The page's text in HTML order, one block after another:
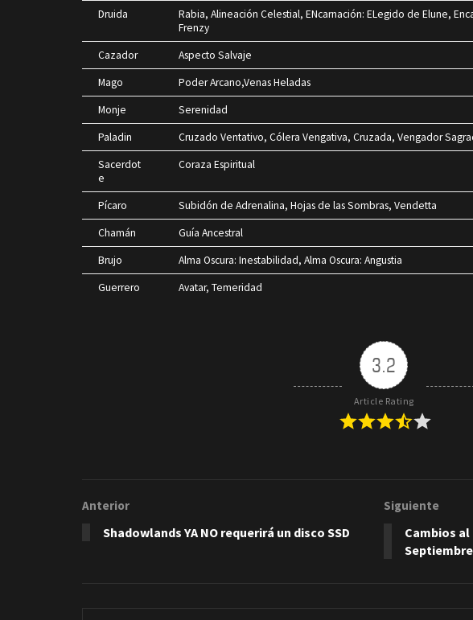
Druida
Rabia, Alineación Celestial, ENcarnación: ELegido de Elune,
Frenzy
Cazador
Aspecto Salvaje
Mago
Poder Arcano,Venas Heladas
Monje
Serenidad
Paladin
Cruzado Ventativo, Cólera Vengativa, Cruzada, Vengador
Sacerdot
e
Coraza Espiritual
Pícaro
Subidón de Adrenalina, Hojas de las Sombras, Vendetta
Chamán
Guía Ancestral
Brujo
Alma Oscura: Inestabilidad, Alma Oscura: Angustia
Guerrero
Avatar, Temeridad
3.2
Article Rating
Anterior
Shadowlands YA NO requerirá un disco SSD
Siguiente
Cambios al
Septiembre